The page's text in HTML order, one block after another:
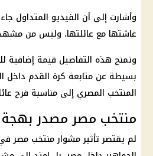
وأشارت إلى أن الفيديو المتداول
عاشتها مع عائلتها، وليس من
وتمنح هذه التفاصيل قيمة إضافية
بسيطة عن متابعة كرة القدم داخل
المنتخب المصري إلى مناسبة فرح
منتخب مصر مصدر بهجة
لم يقتصر تأثير مشوارمنتخب مصر